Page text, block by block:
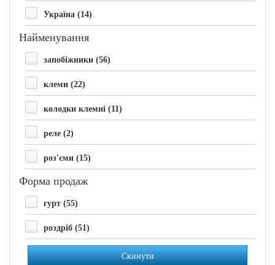
Україна (14)
Найменування
запобіжники (56)
клеми (22)
колодки клемні (11)
реле (2)
роз'єми (15)
Форма продаж
гурт (55)
роздріб (51)
Скинути